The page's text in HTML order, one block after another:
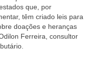
que, por
têm criado leis para
doações e heranças
Ferreira, consultor